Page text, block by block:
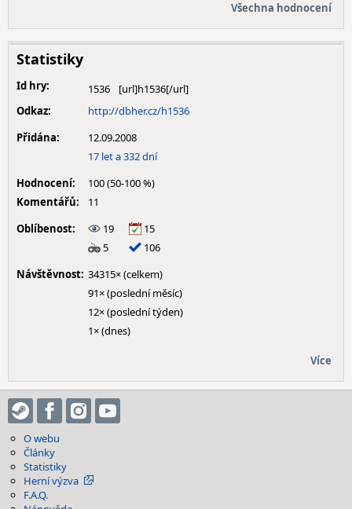
Všechna hodnocení
Statistiky
Id hry:
1536
Odkaz:
http://dbher.cz/h1536
Přidána:
12.09.2008
17 let a 332 dní
Hodnocení:
100 (50-100 %)
Komentářů:
11
Oblíbenost:
19
15
5
106
Návštěvnost: 34315× (celkem)
91× (poslední měsíc)
12× (poslední týden)
1× (dnes)
Více
O webu
Články
Statistiky
Herní výzva
F.A.Q.